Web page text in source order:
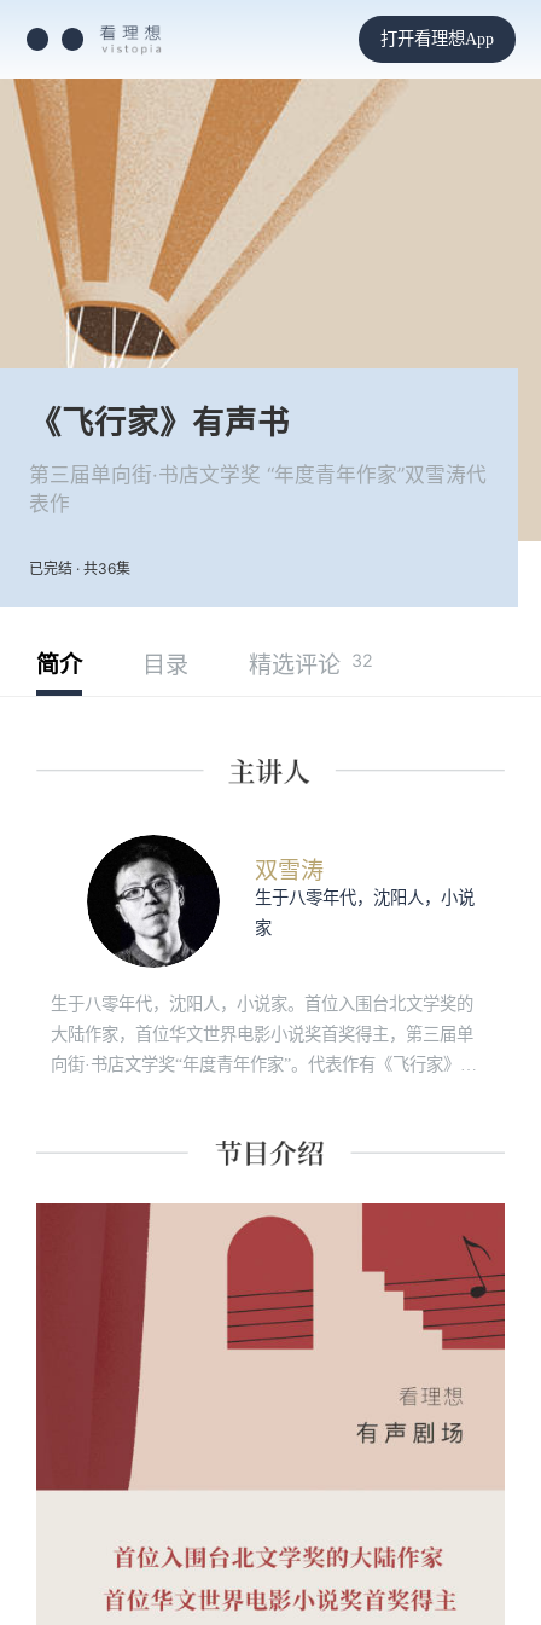
打开看理想App
《飞行家》有声书
第三届单向街·书店文学奖 “年度青年作家”双雪涛代
表作
已完结 · 共36集
简介 目录 精选评论 32
双雪涛
生于八零年代，沈阳人，小说
家
生于八零年代，沈阳人，小说家。首位入围台北文学奖的
大陆作家，首位华文世界电影小说奖首奖得主，第三届单
向街·书店文学奖“年度青年作家”。代表作有《飞行家》